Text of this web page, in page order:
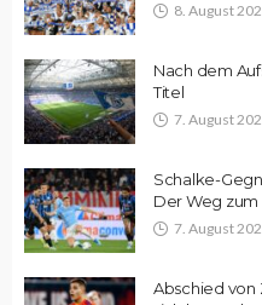
8. August
Nach dem
Titel
7. August
Schalke-
Der Weg
7. August
Abschied von